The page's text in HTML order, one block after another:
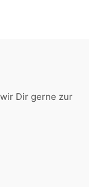
Dir gerne zur